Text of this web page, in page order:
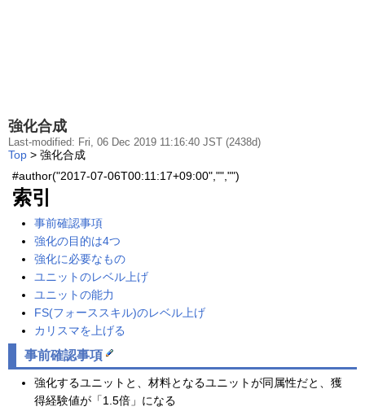
強化合成
Last-modified: Fri, 06 Dec 2019 11:16:40 JST (2438d)
Top > 強化合成
#author("2017-07-06T00:11:17+09:00","","")
索引
事前確認事項
強化の目的は4つ
強化に必要なもの
ユニットのレベル上げ
ユニットの能力
FS(フォーススキル)のレベル上げ
カリスマを上げる
事前確認事項
強化するユニットと、材料となるユニットが同属性だと、獲
得経験値が「1.5倍」になる